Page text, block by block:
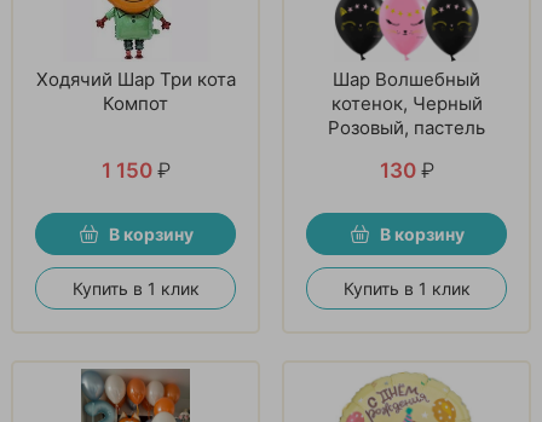
Ходячий Шар Три кота
Компот
1 150 ₽
В корзину
Купить в 1 клик
Шар Волшебный
котенок, Черный
Розовый, пастель
130 ₽
В корзину
Купить в 1 клик